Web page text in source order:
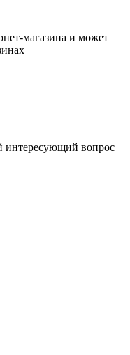
магазина и может
интересующий вопрос